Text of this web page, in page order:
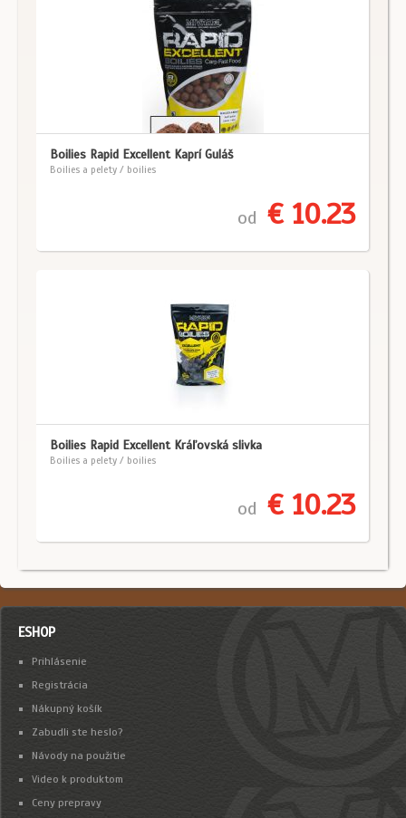
Boilies Rapid Excellent Kaprí Guláš
Boilies a pelety / boilies
od € 10.23
Boilies Rapid Excellent Kráľovská slivka
Boilies a pelety / boilies
od € 10.23
ESHOP
Prihlásenie
Registrácia
Nákupný košík
Zabudli ste heslo?
Návody na použitie
Video k produktom
Ceny prepravy